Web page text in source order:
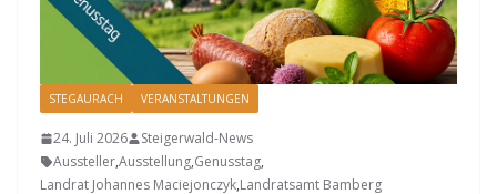
STEGAURACH VERANSTALTUNGEN
24. Juli 2026
Steigerwald-News
Aussteller,Ausstellung,Genusstag,
Landrat Johannes Maciejonczyk,Landratsamt Bamberg